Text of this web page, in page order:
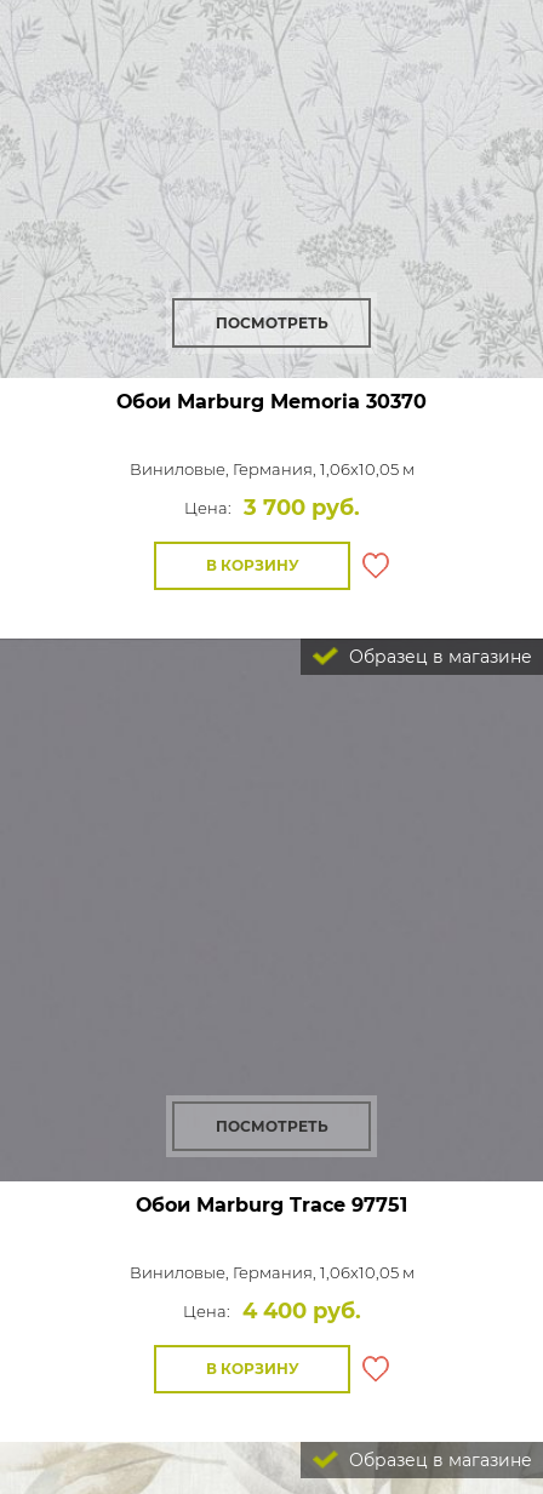
ПОСМОТРЕТЬ
Обои Marburg Memoria 30370
Виниловые, Германия, 1,06x10,05 м
Цена:
3 700 руб.
В КОРЗИНУ
Образец в магазине
ПОСМОТРЕТЬ
Обои Marburg Trace 97751
Виниловые, Германия, 1,06x10,05 м
Цена:
4 400 руб.
В КОРЗИНУ
Образец в магазине